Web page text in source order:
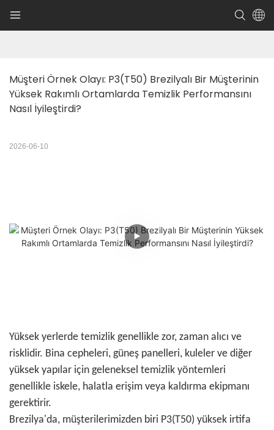
Müşteri Örnek Olayı: P3(T50) Brezilyalı Bir Müşterinin
Yüksek Rakımlı Ortamlarda Temizlik Performansını
Nasıl İyileştirdi?
2026-06-10
Yüksek yerlerde temizlik genellikle zor, zaman alıcı ve
risklidir. Bina cepheleri, güneş panelleri, kuleler ve diğer
yüksek yapılar için geleneksel temizlik yöntemleri
genellikle iskele, halatla erişim veya kaldırma ekipmanı
gerektirir.
Brezilya'da, müşterilerimizden biri P3(T50) yüksek irtifa